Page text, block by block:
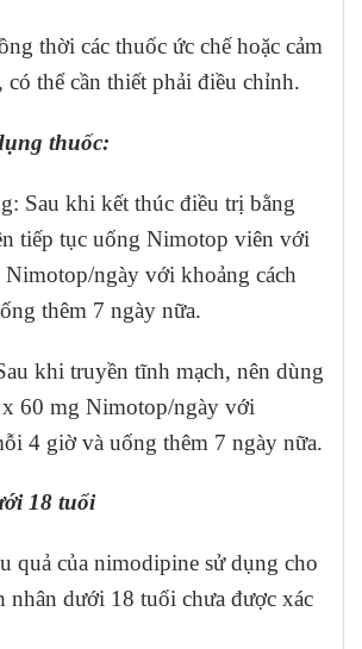
thời các thuốc ức chế hoặc cảm
thể cần thiết phải điều chỉnh.
thuốc:
Sau khi kết thúc điều trị bằng
tiếp tục uống Nimotop viên với
ngày với khoảng cách
thêm 7 ngày nữa.
khi truyền tĩnh mạch, nên dùng
60 mg Nimotop/ngày với
4 giờ và uống thêm 7 ngày nữa.
18 tuổi
quả của nimodipine sử dụng cho
nhân dưới 18 tuổi chưa được xác